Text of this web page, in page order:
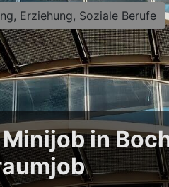
Erziehung, Soziale Berufe
in